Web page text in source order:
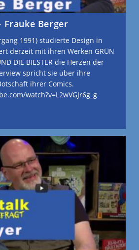
Frauke Berger
1991) studierte Design in
derzeit mit ihren Werken GRÜN
DIE BIESTER die Herzen der
spricht sie über ihre
ihrer Comics.
watch?v=L2wVGJr6g_g